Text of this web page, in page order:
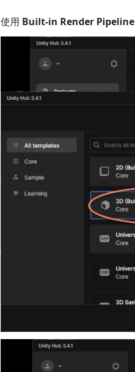
使用 Built-in Render Pipeline